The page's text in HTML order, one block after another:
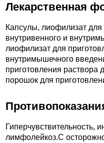
Лекарственная
Капсулы, лиофилизат для
внутривенного и
лиофилизат для
внутримышечного
приготовления раствора
порошок для
Гиперчувствительность,
лимфолейкоз.C